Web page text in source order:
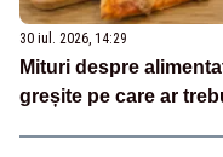
30 iul. 2026, 14:29
Mituri despre
greșite pe care ar